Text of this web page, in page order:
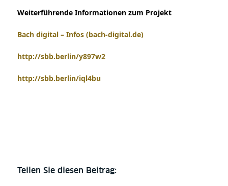
Weiterführende Informationen zum Projekt
Bach digital – Infos (bach-digital.de)
http://sbb.berlin/y897w2
http://sbb.berlin/iql4bu